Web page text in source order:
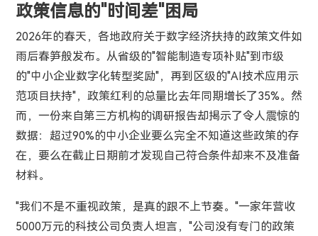
政策信息的"时间差"困局
2026年的春天，各地政府关于数字经济扶持的政策文件如
雨后春笋般发布。从省级的"智能制造专项补贴"到市级
的"中小企业数字化转型奖励"，再到区级的"AI技术应用示
范项目扶持"，政策红利的总量比去年同期增长了35%。然
而，一份来自第三方机构的调研报告却揭示了令人震惊的
数据：超过90%的中小企业要么完全不知道这些政策的存
在，要么在截止日期前才发现自己符合条件却来不及准备
材料。
"我们不是不重视政策，是真的跟不上节奏。"一家年营收
5000万元的科技公司负责人坦言，"公司没有专门的政策